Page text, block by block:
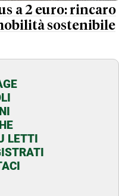
a 2 euro: rincaro
sostenibile
LETTI